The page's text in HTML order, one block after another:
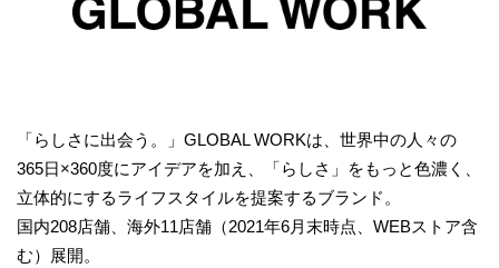
「らしさに出会う。」GLOBAL WORKは、世界中の人々の
365日×360度にアイデアを加え、「らしさ」をもっと色濃く、
立体的にするライフスタイルを提案するブランド。
国内208店舗、海外11店舗（2021年6月末時点、WEBストア含
む）展開。